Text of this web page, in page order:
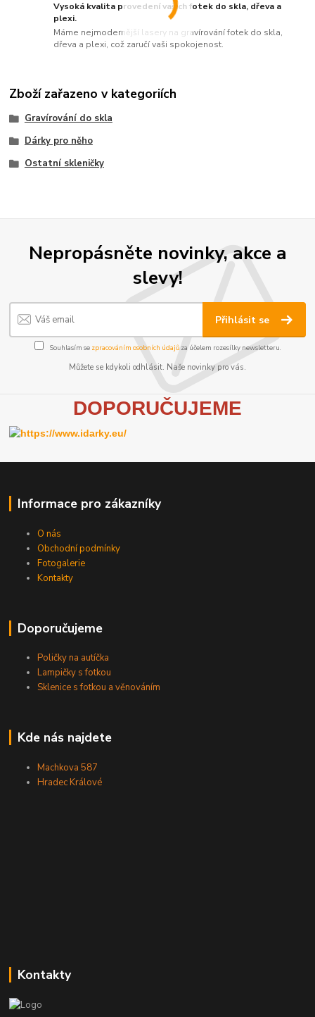
Vysoká kvalita provedení vašich fotek do skla, dřeva a
plexi.
Máme nejmodernější lasery na gravírování fotek do skla,
dřeva a plexi, což zaručí vaši spokojenost.
Zboží zařazeno v kategoriích
Gravírování do skla
Dárky pro něho
Ostatní skleničky
Nepropásněte novinky, akce a
slevy!
Přihlásit se
Souhlasím se zpracováním osobních údajůza účelem rozesílky newsletteru.
Můžete se kdykoli odhlásit. Naše novinky pro vás.
DOPORUČUJEME
Informace pro zákazníky
O nás
Obchodní podmínky
Fotogalerie
Kontakty
Doporučujeme
Poličky na autíčka
Lampičky s fotkou
Sklenice s fotkou a věnováním
Kde nás najdete
Machkova 587
Hradec Králové
Kontakty